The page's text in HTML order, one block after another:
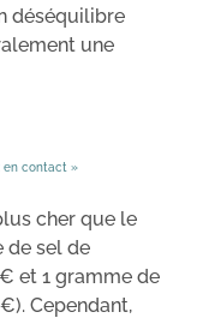
déséquilibre
une
en contact »
cher que le
de sel de
et 1 gramme de
Cependant,